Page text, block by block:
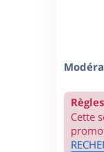
Cette